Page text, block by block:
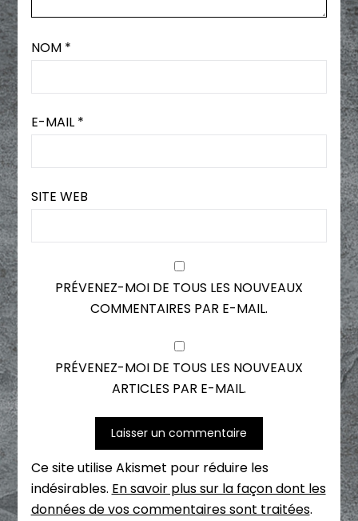
NOM *
E-MAIL *
SITE WEB
PRÉVENEZ-MOI DE TOUS LES NOUVEAUX
COMMENTAIRES PAR E-MAIL.
PRÉVENEZ-MOI DE TOUS LES NOUVEAUX
ARTICLES PAR E-MAIL.
Ce site utilise Akismet pour réduire les
indésirables. En savoir plus sur la façon dont les
données de vos commentaires sont traitées.